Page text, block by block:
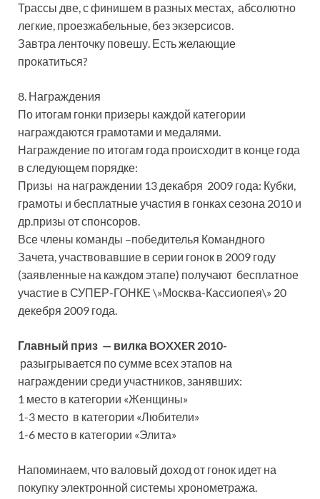
Трассы две, с финишем в разных местах, абсолютно
легкие, проезжабельные, без экзерсисов.
Завтра ленточку повешу. Есть желающие
прокатиться?
8. Награждения
По итогам гонки призеры каждой категории
награждаются грамотами и медалями.
Награждение по итогам года происходит в конце года
в следующем порядке:
Призы на награждении 13 декабря 2009 года: Кубки,
грамоты и бесплатные участия в гонках сезона 2010 и
др.призы от спонсоров.
Все члены команды –победителья Командного
Зачета, участвовавшие в серии гонок в 2009 году
(заявленные на каждом этапе) получают бесплатное
участие в СУПЕР-ГОНКЕ \»Москва-Кассиопея\» 20
декебря 2009 года.
Главный приз — вилка BOXXER 2010-
разыгрывается по сумме всех этапов на
награждении среди участников, занявших:
1 место в категории «Женщины»
1-3 место в категории «Любители»
1-6 место в категории «Элита»
Напоминаем, что валовый доход от гонок идет на
покупку электронной системы хронометража.